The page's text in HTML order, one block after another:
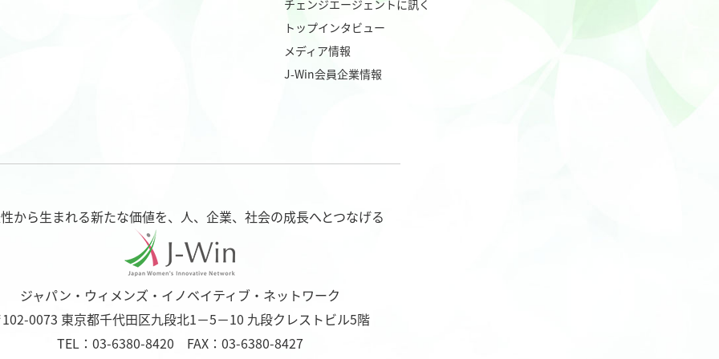
チェンジエージェントに訊く
トップインタビュー
メディア情報
J-Win会員企業情報
から生まれる新たな価値を、 人、企業、社会の成長へとつなげる
ジャパン・ウィメンズ・イノベイティブ・ネットワーク
0073 東京都千代田区九段北1－5－10 九段クレストビル5階
TEL：03-6380-8420 FAX：03-6380-8427